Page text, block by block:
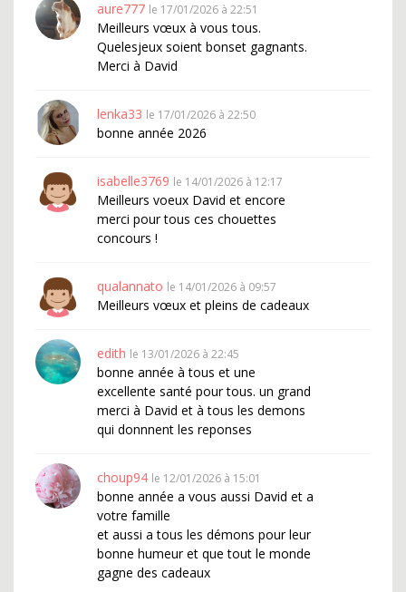
aure777 le 17/01/2026 à 22:51
Meilleurs vœux à vous tous.
Quelesjeux soient bonset gagnants.
Merci à David
lenka33 le 17/01/2026 à 22:50
bonne année 2026
isabelle3769 le 14/01/2026 à 12:17
Meilleurs voeux David et encore
merci pour tous ces chouettes
concours !
qualannato le 14/01/2026 à 09:57
Meilleurs vœux et pleins de cadeaux
edith le 13/01/2026 à 22:45
bonne année à tous et une
excellente santé pour tous. un grand
merci à David et à tous les demons
qui donnnent les reponses
choup94 le 12/01/2026 à 15:01
bonne année a vous aussi David et a
votre famille
et aussi a tous les démons pour leur
bonne humeur et que tout le monde
gagne des cadeaux